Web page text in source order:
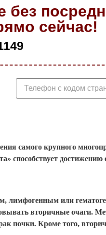
без
сейчас!
самого крупного
способствует
лимфогенным или
вторичные очаги.
почки. Кроме того,